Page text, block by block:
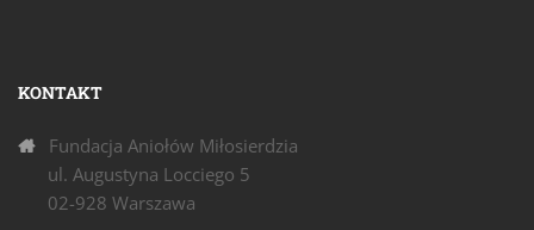
KONTAKT
Fundacja Aniołów Miłosierdzia
ul. Augustyna Locciego 5
02-928 Warszawa